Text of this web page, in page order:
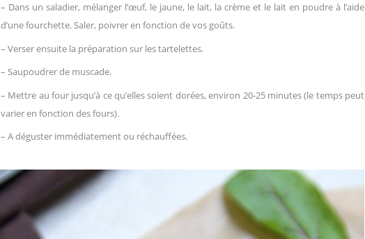
– Dans un saladier, mélanger l’œuf, le jaune, le lait, la crème et le lait en poudre à l’aide
d’une fourchette. Saler, poivrer en fonction de vos goûts.
– Verser ensuite la préparation sur les tartelettes.
– Saupoudrer de muscade.
– Mettre au four jusqu’à ce qu’elles soient dorées, environ 20-25 minutes (le temps peut
varier en fonction des fours).
– A déguster immédiatement ou réchauffées.